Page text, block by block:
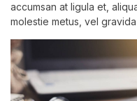
accumsan at ligula et,
molestie metus, vel